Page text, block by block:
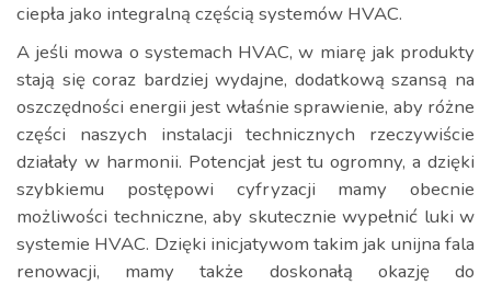
ciepła jako integralną częścią systemów HVAC.
A jeśli mowa o systemach HVAC, w miarę jak produkty
stają się coraz bardziej wydajne, dodatkową szansą na
oszczędności energii jest właśnie sprawienie, aby różne
części naszych instalacji technicznych rzeczywiście
działały w harmonii. Potencjał jest tu ogromny, a dzięki
szybkiemu postępowi cyfryzacji mamy obecnie
możliwości techniczne, aby skutecznie wypełnić luki w
systemie HVAC. Dzięki inicjatywom takim jak unijna fala
renowacji, mamy także doskonałą okazję do